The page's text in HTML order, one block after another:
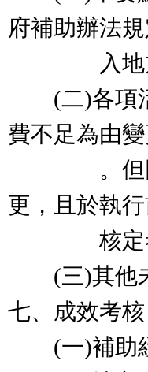
府補助辦法
入地方
(二)各項活
費不足為由
。但因天
更，且於執
核定者
(三)其他未
七、成效考核
(一)補助經